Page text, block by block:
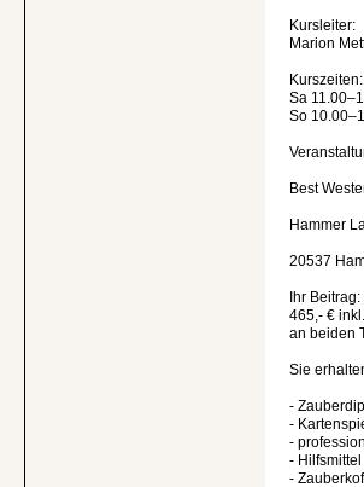
Kursleiter:
Marion
Kurszeiten:
Sa
So
Best
Hammer
20537
Ihr Beitrag:
465,- €
an beiden
Sie
-
-
-
- Hilfsmittel
-